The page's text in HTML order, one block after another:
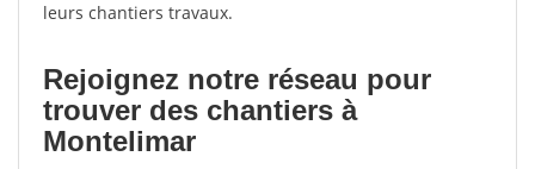
leurs chantiers travaux.
Rejoignez notre réseau pour
trouver des chantiers à
Montelimar